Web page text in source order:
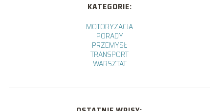
KATEGORIE:
MOTORYZACJA
PORADY
PRZEMYSŁ
TRANSPORT
WARSZTAT